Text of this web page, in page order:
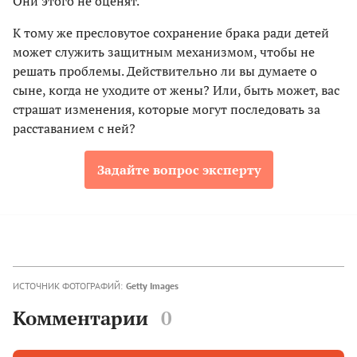
К тому же пресловутое сохранение брака ради детей
может служить защитным механизмом, чтобы не
решать проблемы. Действительно ли вы думаете о
сыне, когда не уходите от жены? Или, быть может, вас
страшат изменения, которые могут последовать за
расставанием с ней?
Задайте вопрос эксперту
ИСТОЧНИК ФОТОГРАФИЙ: Getty Images
Комментарии 0